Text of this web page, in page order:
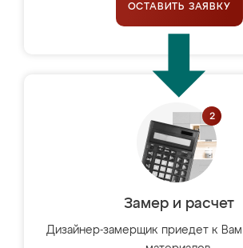
ОСТАВИТЬ ЗАЯВКУ
Замер и расчет
Дизайнер-замерщик приедет к Вам